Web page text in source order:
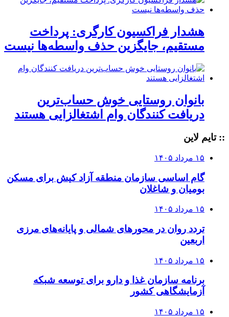
هشدار فراکسیون کارگری: پرداخت
مستقیم، جایگزین حذف واسطه‌ها نیست
بانوان روستایی خوش حساب‌ترین
دریافت کنندگان وام‌ اشتغالزایی هستند
:: تایم لاین
۱۵ مرداد ۱۴۰۵
گام اساسی سازمان منطقه آزاد کیش برای مسکن
بومیان و شاغلان
۱۵ مرداد ۱۴۰۵
تردد روان در محورهای شمالی و پایانه‌های مرزی
اربعین
۱۵ مرداد ۱۴۰۵
برنامه سازمان غذا و دارو برای توسعه شبکه
آزمایشگاهی کشور
۱۵ مرداد ۱۴۰۵